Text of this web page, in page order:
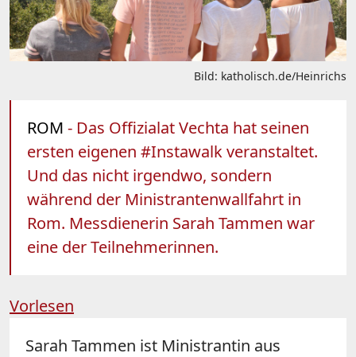
Bild: katholisch.de/Heinrichs
ROM - Das Offizialat Vechta hat seinen
ersten eigenen #Instawalk veranstaltet.
Und das nicht irgendwo, sondern
während der Ministrantenwallfahrt in
Rom. Messdienerin Sarah Tammen war
eine der Teilnehmerinnen.
Vorlesen
Sarah Tammen ist Ministrantin aus